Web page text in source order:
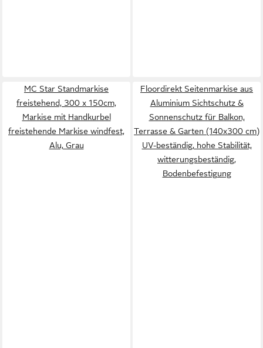
MC Star Standmarkise
freistehend, 300 x 150cm,
Markise mit Handkurbel
freistehende Markise windfest,
Alu, Grau
Floordirekt Seitenmarkise aus
Aluminium Sichtschutz &
Sonnenschutz für Balkon,
Terrasse & Garten (140x300 cm)
UV-beständig, hohe Stabilität,
witterungsbeständig,
Bodenbefestigung